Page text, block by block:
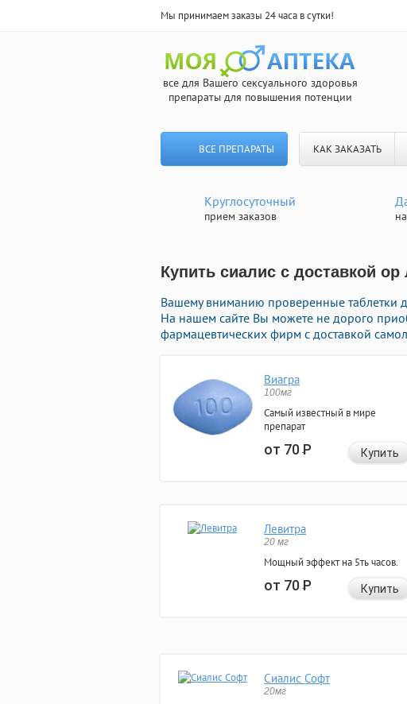
Мы принимаем заказы 24 часа в сутки!
все для Вашего сексуального здоровья
препараты для повышения потенции
ВСЕ ПРЕПАРАТЫ КАК ЗАКАЗАТЬ
Круглосуточный
прием заказов
Купить сиалис с доставкой
Вашему вниманию проверенные таблетки
На нашем сайте Вы можете не дорого
фармацевтических фирм с доставкой
Виагра
100мг
Самый известный в мире
препарат
от 70Р Купить
Левитра
20 мг
Мощный эффект на 5ть часов.
от 70Р Купить
Сиалис Софт
20мг